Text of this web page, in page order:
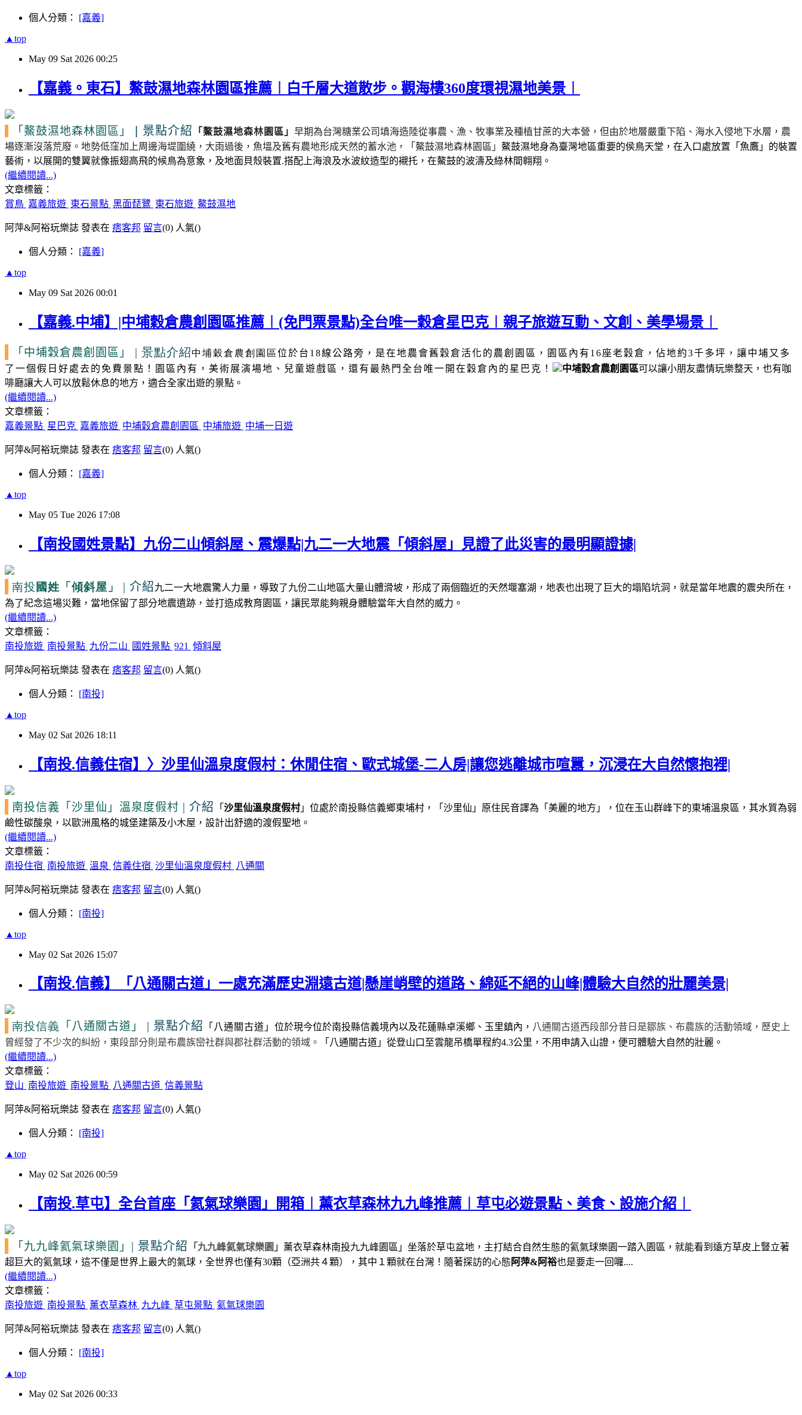
個人分類： [嘉義]
▲top
May 09 Sat 2026 00:25
【嘉義。東石】鰲鼓濕地森林園區推薦︱白千層大道散步。觀海樓360度環視濕地美景︱
「鰲鼓濕地森林園區」 景點介紹 「鰲鼓濕地森林園區」 早期為台灣糖業公司填海造陸從事農、漁、牧事業及種植甘蔗的大本營，但由於地層嚴重下陷、海水入侵地下水層，農
場逐漸沒落荒廢。 地勢低窪加上周邊海堤圍繞，大雨過後，魚塭及舊有農地形成天然的蓄水池， 「鰲鼓濕地森林園區」 鰲鼓濕地身為臺灣地區重要的侯鳥天堂，在入口處放置「魚鷹」的裝置
藝術，以展開的雙翼就像振翅高飛的候鳥為意象，及地面貝殼裝置.搭配上海浪及水波紋造型的襯托，在鰲鼓的波濤及綠林間翱翔。
(繼續閱讀...)
文章標籤：
賞鳥 嘉義旅遊 東石景點 黑面琵鷺 東石旅遊 鰲鼓濕地
阿萍&阿裕玩樂誌 發表在 痞客邦 留言(0) 人氣()
個人分類： [嘉義]
▲top
May 09 Sat 2026 00:01
【嘉義.中埔】|中埔穀倉農創園區推薦︱(免門票景點)全台唯一穀倉星巴克︱親子旅遊互動、文創、美學場景︱
「中埔穀倉農創園區」 | 景點介紹中埔穀倉農創園區位於台 18線公路旁，是在地農會舊穀倉活化的農創園區， 園區內有 16座老穀倉，佔地約3千多坪，讓中埔又多
了一個假日好處去的免費景點！園區內有，美術展演場地、兒童遊戲區，還有最熱門全台唯一開在穀倉內的星巴克！
中埔穀倉農創園區可以讓小朋友盡情玩樂整天，也有咖
啡廳讓大人可以放鬆休息的地方，適合全家出遊的景點。
(繼續閱讀...)
文章標籤：
嘉義景點 星巴克 嘉義旅遊 中埔穀倉農創園區 中埔旅遊 中埔一日遊
阿萍&阿裕玩樂誌 發表在 痞客邦 留言(0) 人氣()
個人分類： [嘉義]
▲top
May 05 Tue 2026 17:08
【南投國姓景點】九份二山傾斜屋、震爆點|九二一大地震「傾斜屋」見證了此災害的最明顯證據|
南投國姓 「傾斜屋」 | 介紹九二一大地震驚人力量，導致了九份二山地區大量山體滑坡，形成了兩個臨近的天然堰塞湖，地表也出現了巨大的塌陷坑洞，就是當年地震的震央所在，
為了紀念這場災難，當地保留了部分地震遺跡，並打造成教育園區，讓民眾能夠親身體驗當年大自然的威力。
(繼續閱讀...)
文章標籤：
南投旅遊 南投景點 九份二山 國姓景點 921 傾斜屋
阿萍&阿裕玩樂誌 發表在 痞客邦 留言(0) 人氣()
個人分類： [南投]
▲top
May 02 Sat 2026 18:11
【南投.信義住宿】〉沙里仙溫泉度假村：休閒住宿、歐式城堡-二人房|讓您逃離城市喧囂，沉浸在大自然懷抱裡|
南投信義 「沙里仙」 溫泉度假村 | 介紹 「 沙里仙溫泉度假村」位處於南投縣信義鄉東埔村，「沙里仙」原住民音譯為「美麗的地方」，位在玉山群峰下的東埔溫泉區，其水質為弱
鹼性碳酸泉，以歐洲風格的城堡建築及小木屋，設計出舒適的渡假聖地。
(繼續閱讀...)
文章標籤：
南投住宿 南投旅遊 溫泉 信義住宿 沙里仙溫泉度假村 八通關
阿萍&阿裕玩樂誌 發表在 痞客邦 留言(0) 人氣()
個人分類： [南投]
▲top
May 02 Sat 2026 15:07
【南投.信義】「八通關古道」一處充滿歷史淵遠古道|懸崖峭壁的道路、綿延不絕的山峰|體驗大自然的壯麗美景|
南投信義 「八通關古道」 | 景點介紹 「八通關古道」 位於現今位於南投縣信義境內以及花蓮縣卓溪鄉、玉里鎮內， 八通關古道西段部分昔日是鄒族、布農族的活動領域，歷史上
曾經發了不少次的糾紛，東段部分則是布農族巒社群與郡社群活動的領域。
「八通關古道」從登山口至雲龍吊橋單程約4.3公里，不用申請入山證，便可體驗大自然的壯麗。
(繼續閱讀...)
文章標籤：
登山 南投旅遊 南投景點 八通關古道 信義景點
阿萍&阿裕玩樂誌 發表在 痞客邦 留言(0) 人氣()
個人分類： [南投]
▲top
May 02 Sat 2026 00:59
【南投.草屯】全台首座「氦氣球樂園」開箱︱薰衣草森林九九峰推薦︱草屯必遊景點、美食、設施介紹︱
「九九峰氦氣球樂園」 | 景點介紹 「九九峰氦氣球樂園」 薰衣草森林南投九九峰園區」坐落於草屯盆地，主打結合自然生態的氦氣球樂園一踏入園區，就能看到遠方草皮上豎立著
超巨大的氦氣球，這不僅是世界上最大的氣球，全世界也僅有30顆（亞洲共４顆），其中１顆就在台灣！隨著探訪的心態 阿萍&阿裕也是要走一回囉....
(繼續閱讀...)
文章標籤：
南投旅遊 南投景點 薰衣草森林 九九峰 草屯景點 氦氣球樂園
阿萍&阿裕玩樂誌 發表在 痞客邦 留言(0) 人氣()
個人分類： [南投]
▲top
May 02 Sat 2026 00:33